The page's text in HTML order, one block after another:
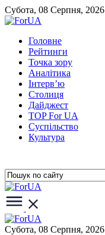
Субота, 08 Серпня, 2026
Головне
Рейтинги
Точка зору
Аналітика
Інтерв’ю
Столиця
Дайджест
TOP For UA
Суспiльство
Культура
Субота, 08 Серпня, 2026